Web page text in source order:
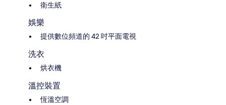
衛生紙
娛樂
提供數位頻道的 42 吋平面電視
洗衣
烘衣機
溫控裝置
恆溫空調